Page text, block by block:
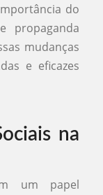
do
propaganda
mudanças
e eficazes
na
um papel